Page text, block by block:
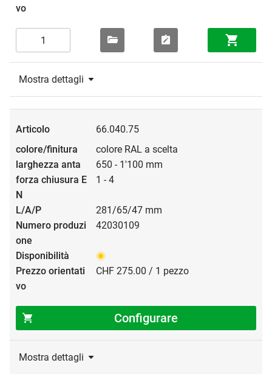
Mostra dettagli
66.040.75
colore RAL a scelta
650 - 1'100 mm
1 - 4
281/65/47 mm
42030109
CHF 275.00 / 1 pezzo
Configurare
Mostra dettagli